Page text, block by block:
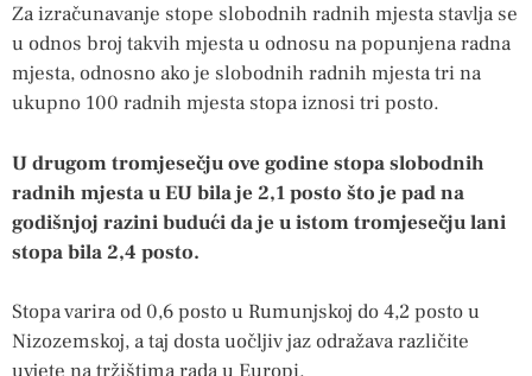
Za izračunavanje stope slobodnih radnih mjesta stavlja se
u odnos broj takvih mjesta u odnosu na popunjena radna
mjesta, odnosno ako je slobodnih radnih mjesta tri na
ukupno 100 radnih mjesta stopa iznosi tri posto.
U drugom tromjesečju ove godine stopa slobodnih
radnih mjesta u EU bila je 2,1 posto što je pad na
godišnjoj razini budući da je u istom tromjesečju lani
stopa bila 2,4 posto.
Stopa varira od 0,6 posto u Rumunjskoj do 4,2 posto u
Nizozemskoj, a taj dosta uočljiv jaz odražava različite